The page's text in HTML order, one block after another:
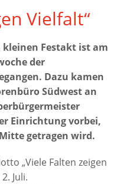
Vielfalt“
Festakt ist am
der
Dazu kamen
Südwest an
Einrichtung vorbei,
getragen wird.
„Viele Falten zeigen
Juli.